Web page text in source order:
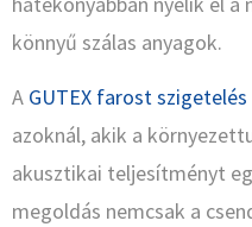
könnyű szálas anyagok.
A GUTEX farost szigetelés
azoknál, akik a
akusztikai teljesítményt
megoldás nemcsak a